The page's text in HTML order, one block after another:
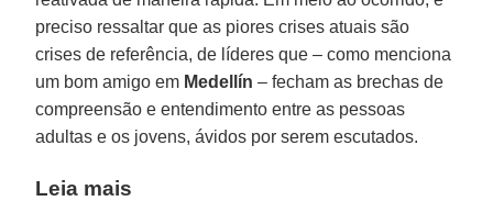
preciso ressaltar que as piores crises atuais são
crises de referência, de líderes que – como menciona
um bom amigo em Medellín – fecham as brechas de
compreensão e entendimento entre as pessoas
adultas e os jovens, ávidos por serem escutados.
Leia mais